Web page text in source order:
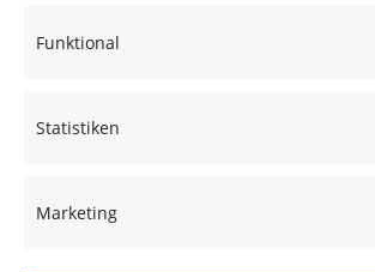
Funktional
Statistiken
Marketing